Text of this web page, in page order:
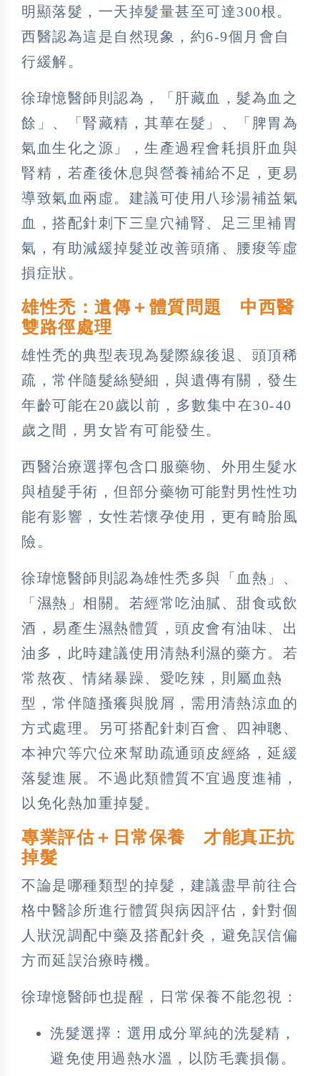
明顯落髮，一天掉髮量甚至可達300根。
西醫認為這是自然現象，約6-9個月會自
行緩解。
徐瑋憶醫師則認為，「肝藏血，髮為血之
餘」、「腎藏精，其華在髮」、「脾胃為
氣血生化之源」，生產過程會耗損肝血與
腎精，若產後休息與營養補給不足，更易
導致氣血兩虛。建議可使用八珍湯補益氣
血，搭配針刺下三皇穴補腎、足三里補胃
氣，有助減緩掉髮並改善頭痛、腰痠等虛
損症狀。
雄性禿：遺傳＋體質問題 中西醫
雙路徑處理
雄性禿的典型表現為髮際線後退、頭頂稀
疏，常伴隨髮絲變細，與遺傳有關，發生
年齡可能在20歲以前，多數集中在30-40
歲之間，男女皆有可能發生。
西醫治療選擇包含口服藥物、外用生髮水
與植髮手術，但部分藥物可能對男性性功
能有影響，女性若懷孕使用，更有畸胎風
險。
徐瑋憶醫師則認為雄性禿多與「血熱」、
「濕熱」相關。若經常吃油膩、甜食或飲
酒，易產生濕熱體質，頭皮會有油味、出
油多，此時建議使用清熱利濕的藥方。若
常熬夜、情緒暴躁、愛吃辣，則屬血熱
型，常伴隨搔癢與脫屑，需用清熱涼血的
方式處理。另可搭配針刺百會、四神聰、
本神穴等穴位來幫助疏通頭皮經絡，延緩
落髮進展。不過此類體質不宜過度進補，
以免化熱加重掉髮。
專業評估＋日常保養 才能真正抗
掉髮
不論是哪種類型的掉髮，建議盡早前往合
格中醫診所進行體質與病因評估，針對個
人狀況調配中藥及搭配針灸，避免誤信偏
方而延誤治療時機。
徐瑋憶醫師也提醒，日常保養不能忽視：
洗髮選擇：選用成分單純的洗髮精，
避免使用過熱水溫，以防毛囊損傷。